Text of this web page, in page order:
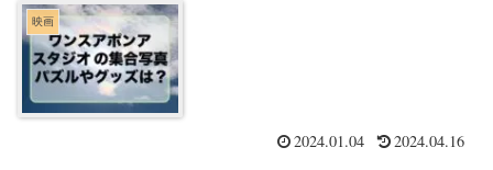
映画
2024.01.04 2024.04.16